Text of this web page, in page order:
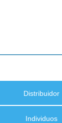
Distribuidor
Individuos